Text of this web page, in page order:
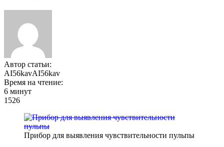
Автор статьи:
AI56kavAI56kav
Время на чтение:
6 минут
1526
Прибор для выявления чувствительности пульпы